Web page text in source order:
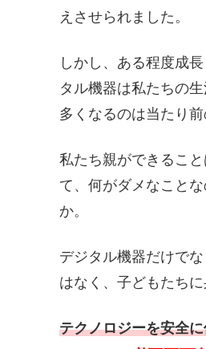
えさせられました。
しかし、ある程度成
タル機器は私たちの
多くなるのは当たり前
私たち親ができるこ
て、何がダメなこと
か。
デジタル機器だけで
はなく、子どもたち
テクノロジーを安全